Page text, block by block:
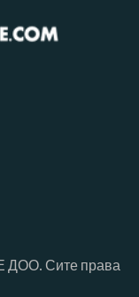
Сите права